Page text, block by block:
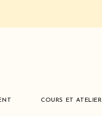
COURS ET ATELIER